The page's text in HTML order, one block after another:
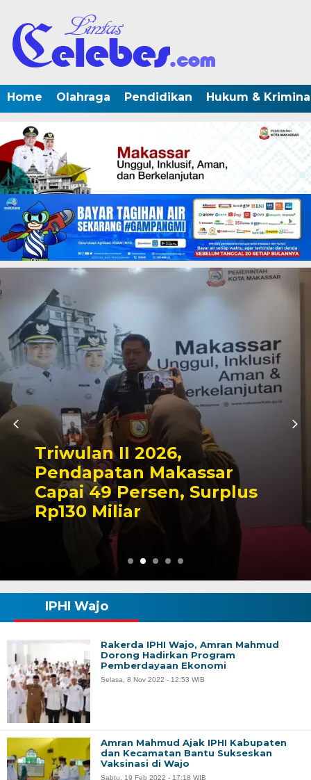
Home Olahraga Pendidikan Hukum &
Kapolres Wajo Ziarah ke
Makam La Maddukkelleng,
Tegaskan Komitmen
Mengabdi untuk Tanah
Wajo
IPHI Wajo
Rakerda IPHI Wajo, Amran Mahmud
Dorong Hadirkan Program
Pemberdayaan Ekonomi
Selasa, 8 Nov 2022 - 12:53 WIB
Amran Mahmud Ajak IPHI Kabupaten
dan Kecamatan Bantu Sukseskan
Vaksinasi di Wajo
Sabtu, 19 Feb 2022 - 17:18 WIB